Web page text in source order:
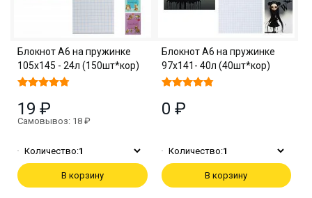
Блокнот А6 на пружинке
105х145 - 24л (150шт*кор)
19 ₽
Самовывоз: 18 ₽
Количество:1
В корзину
Блокнот А6 на пружинке
97х141- 40л (40шт*кор)
0 ₽
Количество:1
В корзину